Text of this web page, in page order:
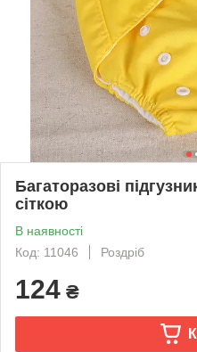
Багаторазові
сіткою
В наявності
Код: 11046
Роздріб
124 ₴